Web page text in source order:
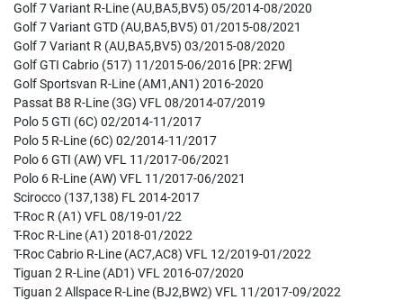
Golf 7 Variant R-Line (AU,BA5,BV5) 05/2014-08/2020
Golf 7 Variant GTD (AU,BA5,BV5) 01/2015-08/2021
Golf 7 Variant R (AU,BA5,BV5) 03/2015-08/2020
Golf GTI Cabrio (517) 11/2015-06/2016 [PR: 2FW]
Golf Sportsvan R-Line (AM1,AN1) 2016-2020
Passat B8 R-Line (3G) VFL 08/2014-07/2019
Polo 5 GTI (6C) 02/2014-11/2017
Polo 5 R-Line (6C) 02/2014-11/2017
Polo 6 GTI (AW) VFL 11/2017-06/2021
Polo 6 R-Line (AW) VFL 11/2017-06/2021
Scirocco (137,138) FL 2014-2017
T-Roc R (A1) VFL 08/19-01/22
T-Roc R-Line (A1) 2018-01/2022
T-Roc Cabrio R-Line (AC7,AC8) VFL 12/2019-01/2022
Tiguan 2 R-Line (AD1) VFL 2016-07/2020
Tiguan 2 Allspace R-Line (BJ2,BW2) VFL 11/2017-09/2022